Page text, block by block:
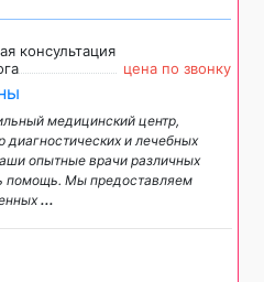
консультация
цена по звонку
медицинский центр,
и лечебных
опытные врачи различных
помощь. Мы предоставляем
...